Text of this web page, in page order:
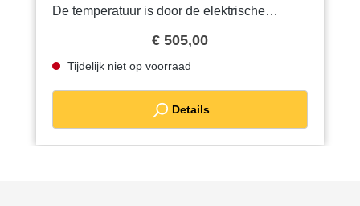
De temperatuur is door de elektrische
opstarten en gaan bakken. Daarvoor heeft u
alleen toegang nodig tot een
stroomaansluiting. Voor deze machine heeft
Mister Pop een eigen mix! Meer informatie
over deze mix vindt u in de rubriek
grondstoffen.Geen voorraad wel interesse?
€ 505,00
Tijdelijk niet op voorraad
Details